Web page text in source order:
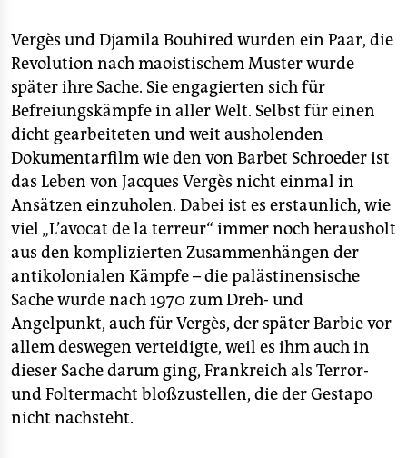
Vergès und Djamila Bouhired wurden ein Paar, die
Revolution nach maoistischem Muster wurde
später ihre Sache. Sie engagierten sich für
Befreiungskämpfe in aller Welt. Selbst für einen
dicht gearbeiteten und weit ausholenden
Dokumentarfilm wie den von Barbet Schroeder ist
das Leben von Jacques Vergès nicht einmal in
Ansätzen einzuholen. Dabei ist es erstaunlich, wie
viel „L’avocat de la terreur“ immer noch herausholt
aus den komplizierten Zusammenhängen der
antikolonialen Kämpfe – die palästinensische
Sache wurde nach 1970 zum Dreh- und
Angelpunkt, auch für Vergès, der später Barbie vor
allem deswegen verteidigte, weil es ihm auch in
dieser Sache darum ging, Frankreich als Terror-
und Foltermacht bloßzustellen, die der Gestapo
nicht nachsteht.